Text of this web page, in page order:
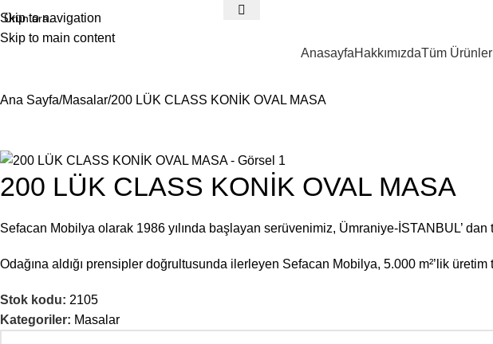
Skip to navigation
Skip to main content
AnasayfaHakkımızdaTüm Ürünler
Ana Sayfa Masalar 200 LÜK CLASS KONİK OVAL MASA
200 LÜK CLASS KONİK OVAL MASA
Sefacan Mobilya olarak 1986 yılında başlayan serüvenimiz, Ümraniye-İSTANBUL’
Odağına aldığı prensipler doğrultusunda ilerleyen Sefacan Mobilya, 5.000 m²’lik
Stok kodu: 2105
Kategoriler: Masalar